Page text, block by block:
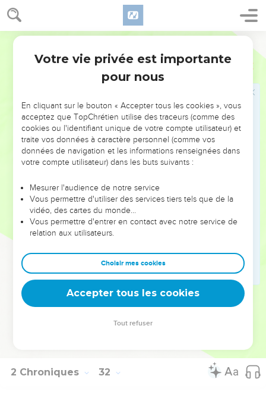
2 Chroniques 31
dessus, [savoir] de tous ceux qui entraient dans la maison de
l'Eternel, pour y faire ce qu'il y fallait faire chaque jour, selon
leur ministère et leurs charges, suivant leurs départements.
Et outre le dénombrement que l'on fit des Sacrificateurs
selon leur généalogie et selon la maison de leurs pères, et
leurs départements ;
On fit aussi un dénombrement selon leurs généalogies de
toutes leurs familles, de leurs femmes, de leurs fils, et de
leurs filles, pour toute l'assemblée, et en toute sincérité ils se
sanctifiaient avec soin.
Et quant aux enfants d'Aaron Sacrificateurs, qui étaient à la
campagne et dans les faubourgs de leurs villes, dans chaque
ville, il y avait des gens nommés par leur nom, pour
distribuer la portion à tous les mâles des Sacrificateurs, et à
tous ceux des Lévites dont on avait fait le dénombrement
selon leur généalogie.
Ezéchias en fit ainsi par tout Juda, et il fit ce qui est bon,
et droit, et véritable, en la présence de l'Eternel son Dieu.
Et il travailla de tout son coeur dans tout l'ouvrage qu'il
entreprit pour le service de la maison de Dieu, et dans la Loi,
2 Chroniques 32
Votre vie privée est importante
pour nous
En cliquant sur le bouton « Accepter tous les cookies », vous
acceptez que TopChrétien utilise des traceurs (comme des
cookies ou l'identifiant unique de votre compte utilisateur) et
traite vos données à caractère personnel (comme vos
données de navigation et les informations renseignées dans
votre compte utilisateur) dans les buts suivants :
Mesurer l'audience de notre service
Vous permettre d'utiliser des services tiers tels que de la
vidéo, des cartes du monde…
Vous permettre d'entrer en contact avec notre service de
relation aux utilisateurs.
Choisir mes cookies
Accepter tous les cookies
Tout refuser